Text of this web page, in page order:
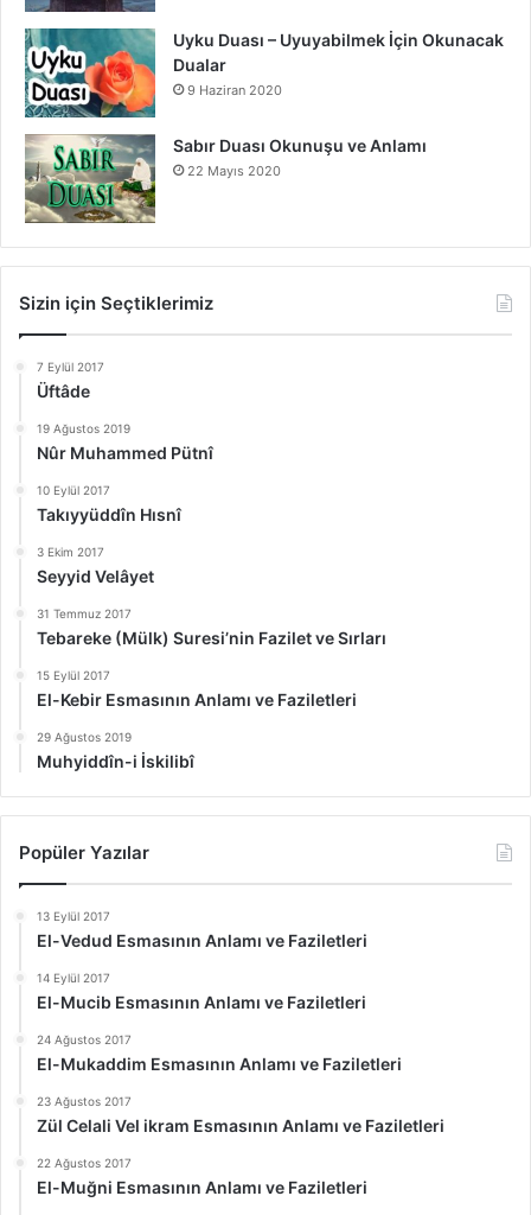
Uyku Duası – Uyuyabilmek İçin Okunacak
Dualar
9 Haziran 2020
Sabır Duası Okunuşu ve Anlamı
22 Mayıs 2020
Sizin için Seçtiklerimiz
7 Eylül 2017
Üftâde
19 Ağustos 2019
Nûr Muhammed Pütnî
10 Eylül 2017
Takıyyüddîn Hısnî
3 Ekim 2017
Seyyid Velâyet
31 Temmuz 2017
Tebareke (Mülk) Suresi’nin Fazilet ve Sırları
15 Eylül 2017
El-Kebir Esmasının Anlamı ve Faziletleri
29 Ağustos 2019
Muhyiddîn-i İskilibî
Popüler Yazılar
13 Eylül 2017
El-Vedud Esmasının Anlamı ve Faziletleri
14 Eylül 2017
El-Mucib Esmasının Anlamı ve Faziletleri
24 Ağustos 2017
El-Mukaddim Esmasının Anlamı ve Faziletleri
23 Ağustos 2017
Zül Celali Vel ikram Esmasının Anlamı ve Faziletleri
22 Ağustos 2017
El-Muğni Esmasının Anlamı ve Faziletleri